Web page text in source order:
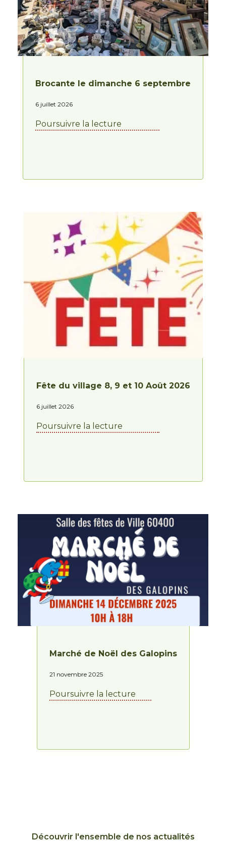
Brocante le dimanche 6 septembre
6 juillet 2026
Poursuivre la lecture
Fête du village 8, 9 et 10 Août 2026
6 juillet 2026
Poursuivre la lecture
Marché de Noël des Galopins
21 novembre 2025
Poursuivre la lecture
Découvrir l'ensemble de nos actualités